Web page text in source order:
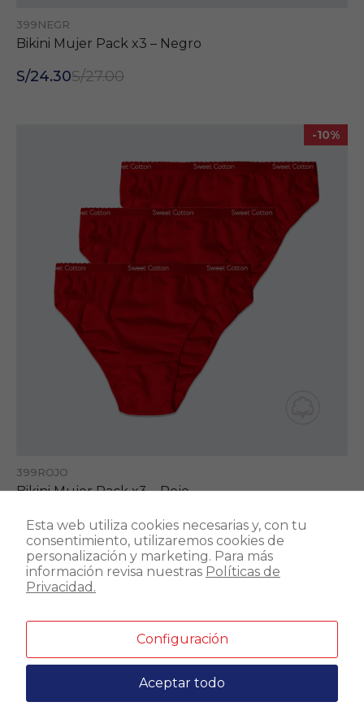
399NEGR
Bikini Mujer Pack x3 – Negro
S/24.30S/27.00
-10%
399ROJO
Bikini Mujer Pack x3 – Rojo
S/24.30S/27.00
Esta web utiliza cookies necesarias y, con tu
consentimiento, utilizaremos cookies de
personalización y marketing. Para más
información revisa nuestras Políticas de
Privacidad.
Configuración
Aceptar todo